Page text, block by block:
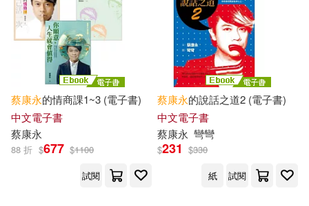
蔡康永的情商課1~3 (電子書)
中文電子書
蔡康永
88 折 $677 $1100
試閱
蔡康永的說話之道2 (電子書)
中文電子書
蔡康永 彎彎
$231 $330
紙
試閱